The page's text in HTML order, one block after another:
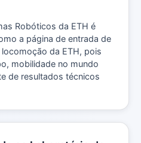
Robóticos da ETH é
a página de entrada de
da ETH, pois
mobilidade no mundo
de resultados técnicos